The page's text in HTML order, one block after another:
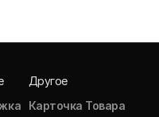
Другое
Карточка Товара